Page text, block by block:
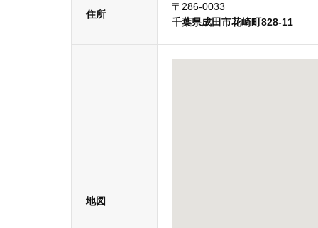
住所
〒286-0033
千葉県成田市花崎町828-11
地図